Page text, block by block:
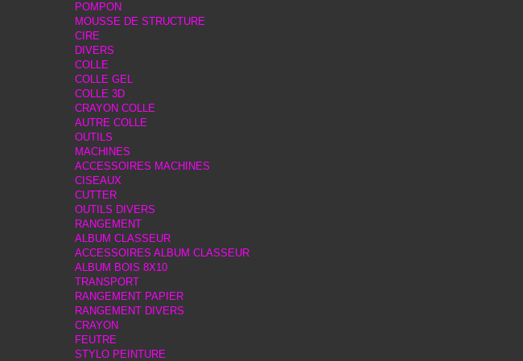
POMPON
MOUSSE DE STRUCTURE
CIRE
DIVERS
COLLE
COLLE GEL
COLLE 3D
CRAYON COLLE
AUTRE COLLE
OUTILS
MACHINES
ACCESSOIRES MACHINES
CISEAUX
CUTTER
OUTILS DIVERS
RANGEMENT
ALBUM CLASSEUR
ACCESSOIRES ALBUM CLASSEUR
ALBUM BOIS 8X10
TRANSPORT
RANGEMENT PAPIER
RANGEMENT DIVERS
CRAYON
FEUTRE
STYLO PEINTURE